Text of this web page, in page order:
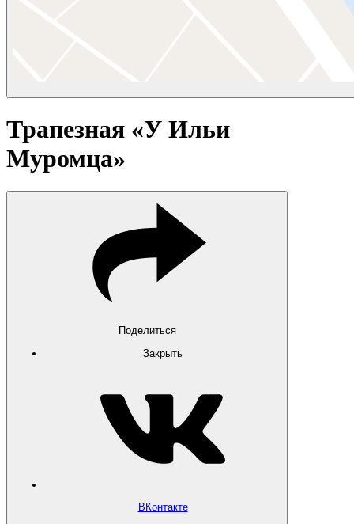
Трапезная «У Ильи
Муромца»
Поделиться
Закрыть
ВКонтакте